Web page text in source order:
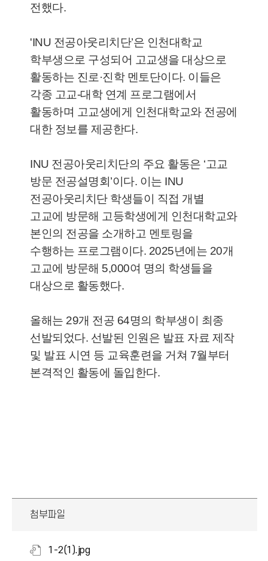
전했다.
'INU 전공아웃리치단’은 인천대학교
학부생으로 구성되어 고교생을 대상으로
활동하는 진로·진학 멘토단이다. 이들은
각종 고교-대학 연계 프로그램에서
활동하며 고교생에게 인천대학교와 전공에
대한 정보를 제공한다.
INU 전공아웃리치단의 주요 활동은 ‘고교
방문 전공설명회’이다. 이는 INU
전공아웃리치단 학생들이 직접 개별
고교에 방문해 고등학생에게 인천대학교와
본인의 전공을 소개하고 멘토링을
수행하는 프로그램이다. 2025년에는 20개
고교에 방문해 5,000여 명의 학생들을
대상으로 활동했다.
올해는 29개 전공 64명의 학부생이 최종
선발되었다. 선발된 인원은 발표 자료 제작
및 발표 시연 등 교육훈련을 거쳐 7월부터
본격적인 활동에 돌입한다.
첨부파일
1-2(1).jpg